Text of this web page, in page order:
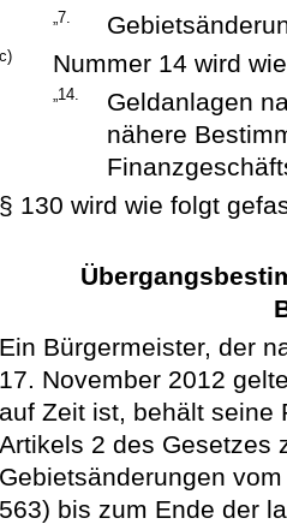
„7.
c) Nummer 14 wird
„14.
Geldanlagen
nähere
§ 130 wird wie folgt
Ein Bürgermeister, der
17. November 2012
auf Zeit ist, behält seine
Artikels 2 des Gesetzes
Gebietsänderungen
563) bis zum Ende der